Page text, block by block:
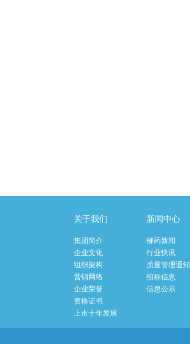
关于我们
集团简介
企业文化
组织架构
营销网络
企业荣誉
资格证书
上市十年发展
新闻中心
柳药新闻
行业快讯
质量管理通知
招标信息
信息公示